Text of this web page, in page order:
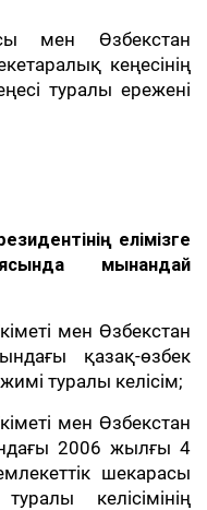
мен Өзбекстан
кеңесінің
туралы ережені
елімізге
мынандай
мен Өзбекстан
қазақ-өзбек
туралы келісім;
мен Өзбекстан
2006 жылғы 4
шекарасы
келісімінің